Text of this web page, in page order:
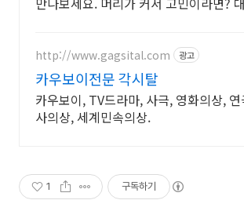
http://www.gagsital.com 광고
카우보이전문 각시탈
카우보이, TV드라마, 사극, 영화의상,
사의상, 세계민속의상.
1 구독하기